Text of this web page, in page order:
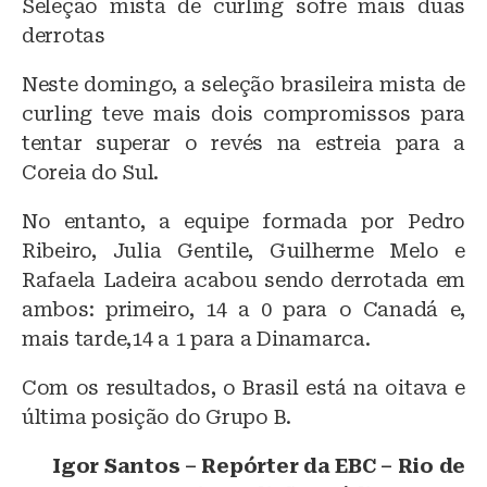
Seleção mista de curling sofre mais duas
derrotas
Neste domingo, a seleção brasileira mista de
curling teve mais dois compromissos para
tentar superar o revés na estreia para a
Coreia do Sul.
No entanto, a equipe formada por Pedro
Ribeiro, Julia Gentile, Guilherme Melo e
Rafaela Ladeira acabou sendo derrotada em
ambos: primeiro, 14 a 0 para o Canadá e,
mais tarde,14 a 1 para a Dinamarca.
Com os resultados, o Brasil está na oitava e
última posição do Grupo B.
Igor Santos – Repórter da EBC – Rio de